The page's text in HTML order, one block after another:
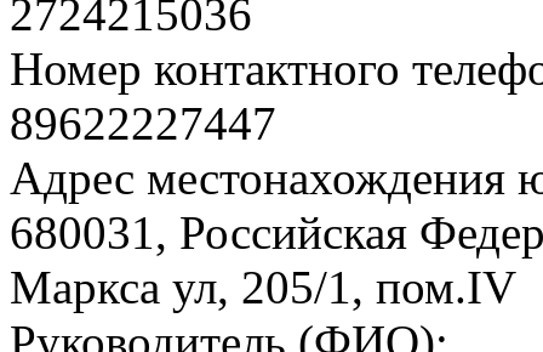
2724215036
Номер контактного
89622227447
Адрес местонахождения
680031, Российская
Маркса ул, 205/1, пом.IV
Руководитель (ФИО):